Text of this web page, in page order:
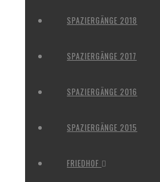
SPAZIERGÄNGE 2018
SPAZIERGÄNGE 2017
SPAZIERGÄNGE 2016
SPAZIERGÄNGE 2015
FRIEDHOF